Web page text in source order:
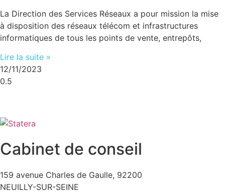
La Direction des Services Réseaux a pour mission la mise
à disposition des réseaux télécom et infrastructures
informatiques de tous les points de vente, entrepôts,
Lire la suite »
12/11/2023
Cabinet de conseil
159 avenue Charles de Gaulle, 92200
NEUILLY-SUR-SEINE